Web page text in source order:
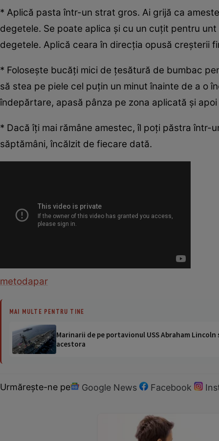
* Aplică pasta într-un strat gros. Ai grijă ca
degetele. Se poate aplica şi cu un cuţit pentru
degetele. Aplică ceara în direcţia opusă creşterii
* Foloseşte bucăţi mici de ţesătură de bumbac
să stea pe piele cel puţin un minut înainte de a o
îndepărtare, apasă pânza pe zona aplicată şi
* Dacă îţi mai rămâne amestec, îl poţi păstra într-
săptămâni, încălzit de fiecare dată.
metodapar
MAI MULTE PENTRU TINE
Marinarii de pe portavionul USS Abraham
acestora
Urmărește-ne pe Google News Facebook